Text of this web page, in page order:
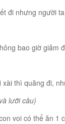
đi nhưng người
bao giờ giảm
xài thì quăng đi,
lưỡi câu)
voi có thể ăn 1